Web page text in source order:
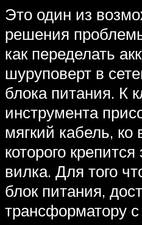
Это один из
решения
как переделать
шуруповерт в
блока питания. К
инструмента
мягкий кабель, ко
которого
вилка. Для того
блок питания,
трансформатору с